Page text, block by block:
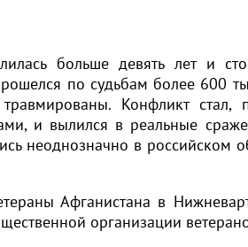
больше девять лет и
по судьбам более 600
Конфликт
и вылился в реальные
неоднозначно в
Афганистана в
организации